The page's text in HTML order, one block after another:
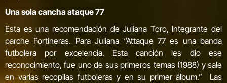
Una sola cancha ataque 77
Esta es una recomendación de Juliana Toro, Integrante del
parche Fortineras. Para Juliana “Attaque 77 es una banda
futbolera por excelencia. Esta canción les dio ese
reconocimiento, fue uno de sus primeros temas (1988) y sale
en varias recopilas futboleras y en su primer álbum.” Las